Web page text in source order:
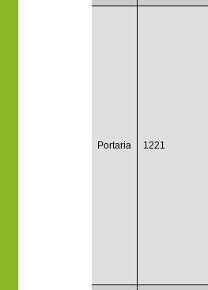
Portaria 1221